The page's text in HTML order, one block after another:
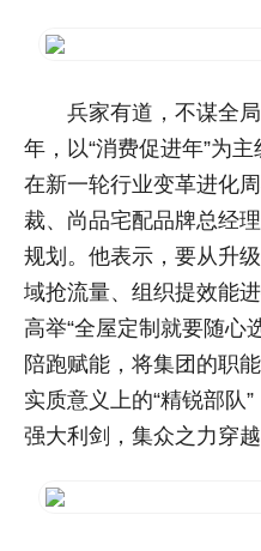
兵家有道，不谋全
年，以“消费促进年”为
在新一轮行业变革进化
裁、尚品宅配品牌总经
规划。他表示，要从升
域抢流量、组织提效能
高举“全屋定制就要随心
陪跑赋能，将集团的职
实质意义上的“精锐部队
强大利剑，集众之力穿